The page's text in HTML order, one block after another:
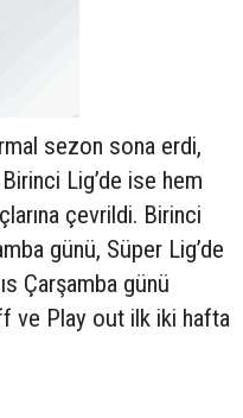
sezon sona erdi,
Lig’de ise hem
çevrildi. Birinci
günü, Süper Lig’de
Çarşamba günü
ve Play out ilk iki hafta